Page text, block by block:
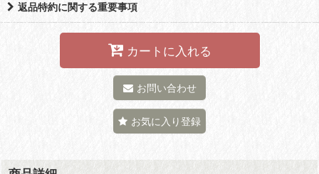
返品特約に関する重要事項
カートに入れる
お問い合わせ
お気に入り登録